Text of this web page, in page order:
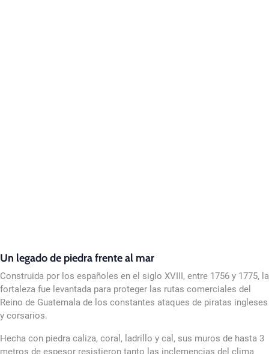
Un legado de piedra frente al mar
Construida por los españoles en el siglo XVIII, entre 1756 y 1775, la
fortaleza fue levantada para proteger las rutas comerciales del
Reino de Guatemala de los constantes ataques de piratas ingleses
y corsarios.
Hecha con piedra caliza, coral, ladrillo y cal, sus muros de hasta 3
metros de espesor resistieron tanto las inclemencias del clima